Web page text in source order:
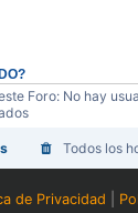
Foro: No hay
Todos los
de Privacidad